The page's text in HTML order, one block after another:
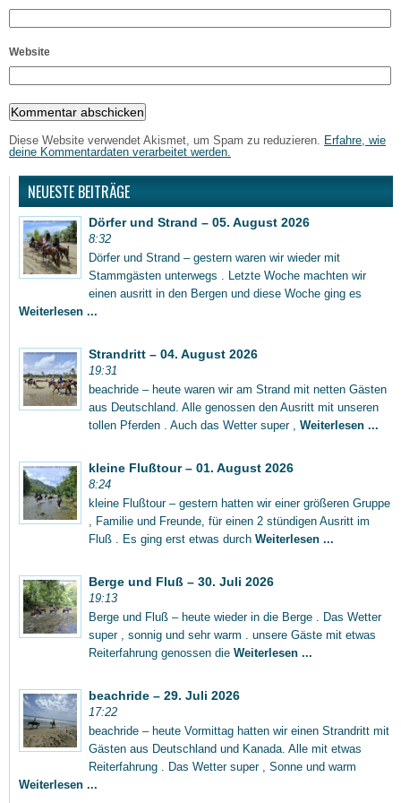
Website
Diese Website verwendet Akismet, um Spam zu reduzieren. Erfahre, wie
deine Kommentardaten verarbeitet werden.
NEUESTE BEITRÄGE
Dörfer und Strand – 05. August 2026
8:32
Dörfer und Strand – gestern waren wir wieder mit
Stammgästen unterwegs . Letzte Woche machten wir
einen ausritt in den Bergen und diese Woche ging es
Weiterlesen ...
Strandritt – 04. August 2026
19:31
beachride – heute waren wir am Strand mit netten Gästen
aus Deutschland. Alle genossen den Ausritt mit unseren
tollen Pferden . Auch das Wetter super , Weiterlesen ...
kleine Flußtour – 01. August 2026
8:24
kleine Flußtour – gestern hatten wir einer größeren Gruppe
, Familie und Freunde, für einen 2 stündigen Ausritt im
Fluß . Es ging erst etwas durch Weiterlesen ...
Berge und Fluß – 30. Juli 2026
19:13
Berge und Fluß – heute wieder in die Berge . Das Wetter
super , sonnig und sehr warm . unsere Gäste mit etwas
Reiterfahrung genossen die Weiterlesen ...
beachride – 29. Juli 2026
17:22
beachride – heute Vormittag hatten wir einen Strandritt mit
Gästen aus Deutschland und Kanada. Alle mit etwas
Reiterfahrung . Das Wetter super , Sonne und warm
Weiterlesen ...